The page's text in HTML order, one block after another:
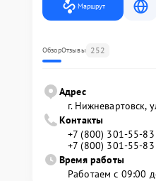
Маршрут
ОбзорОтзывы 252
Адрес
г. Нижневартовск,
Контакты
+7 (800) 301-55-83
+7 (800) 301-55-83
Время работы
Работаем с 09:00